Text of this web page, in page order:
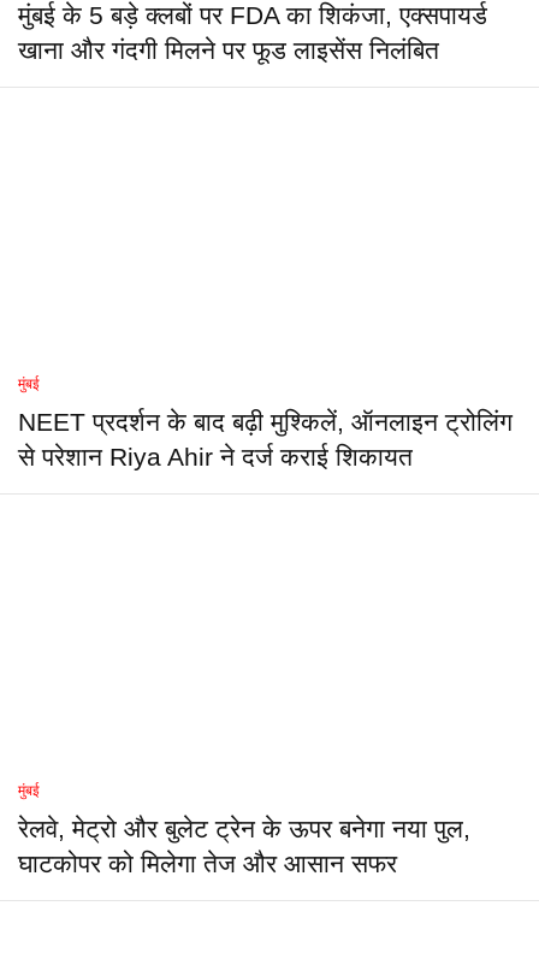
मुंबई के 5 बड़े क्लबों पर FDA का शिकंजा, एक्सपायर्ड
खाना और गंदगी मिलने पर फूड लाइसेंस निलंबित
मुंबई
NEET प्रदर्शन के बाद बढ़ी मुश्किलें, ऑनलाइन ट्रोलिंग
से परेशान Riya Ahir ने दर्ज कराई शिकायत
मुंबई
रेलवे, मेट्रो और बुलेट ट्रेन के ऊपर बनेगा नया पुल,
घाटकोपर को मिलेगा तेज और आसान सफर